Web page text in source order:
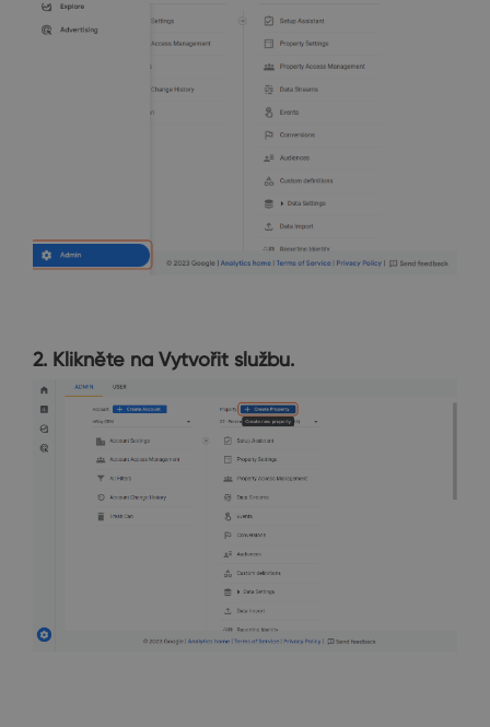
2. Klikněte na Vytvořit službu.